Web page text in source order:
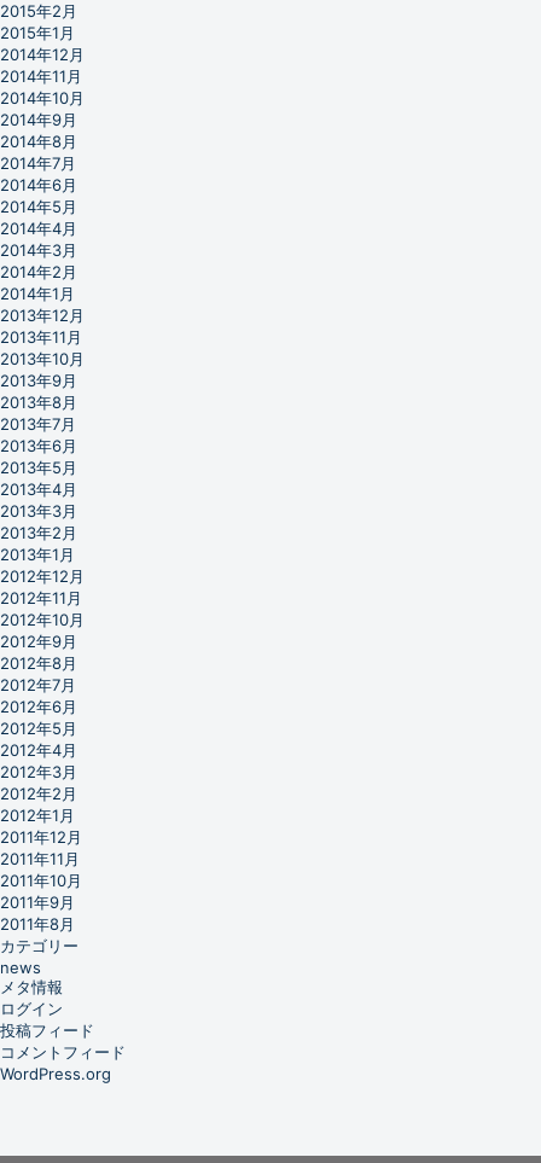
2015年2月
2015年1月
2014年12月
2014年11月
2014年10月
2014年9月
2014年8月
2014年7月
2014年6月
2014年5月
2014年4月
2014年3月
2014年2月
2014年1月
2013年12月
2013年11月
2013年10月
2013年9月
2013年8月
2013年7月
2013年6月
2013年5月
2013年4月
2013年3月
2013年2月
2013年1月
2012年12月
2012年11月
2012年10月
2012年9月
2012年8月
2012年7月
2012年6月
2012年5月
2012年4月
2012年3月
2012年2月
2012年1月
2011年12月
2011年11月
2011年10月
2011年9月
2011年8月
カテゴリー
news
メタ情報
ログイン
投稿フィード
コメントフィード
WordPress.org